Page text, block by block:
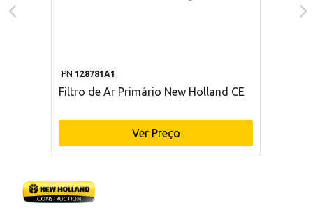
PN 128781A1
Filtro de Ar Primário New Holland CE
Ver Preço